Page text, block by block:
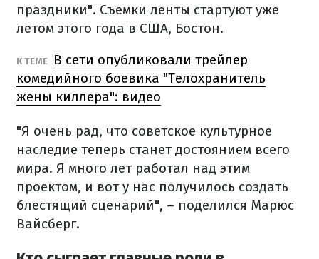
праздники". Съемки ленты стартуют уже
летом этого года в США, Бостон.
К ТЕМЕ
В сети опубликовали трейлер
комедийного боевика "Телохранитель
жены киллера": видео
"Я очень рад, что советское культурное
наследие теперь станет достоянием всего
мира. Я много лет работал над этим
проектом, и вот у нас получилось создать
блестящий сценарий", – поделился Марюс
Вайсберг.